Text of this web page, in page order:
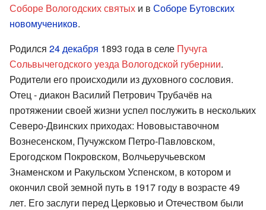
Соборе Вологодских святых и в Соборе Бутовских
новомучеников.
Родился 24 декабря 1893 года в селе Пучуга
Сольвычегодского уезда Вологодской губернии.
Родители его происходили из духовного сословия.
Отец - диакон Василий Петрович Трубачёв на
протяжении своей жизни успел послужить в нескольких
Северо-Двинских приходах: Нововыставочном
Вознесенском, Пучужском Петро-Павловском,
Ерогодском Покровском, Волчьеручьевском
Знаменском и Ракульском Успенском, в котором и
окончил свой земной путь в 1917 году в возрасте 49
лет. Его заслуги перед Церковью и Отечеством были